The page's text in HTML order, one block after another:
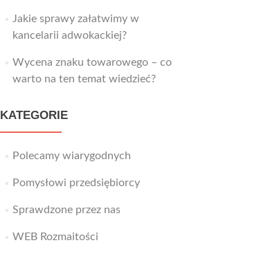
Jakie sprawy załatwimy w
kancelarii adwokackiej?
Wycena znaku towarowego – co
warto na ten temat wiedzieć?
KATEGORIE
Polecamy wiarygodnych
Pomysłowi przedsiębiorcy
Sprawdzone przez nas
WEB Rozmaitości